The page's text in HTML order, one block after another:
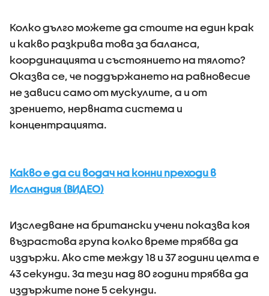
Колко дълго можете да стоите на един крак
и какво разкрива това за баланса,
координацията и състоянието на тялото?
Оказва се, че поддържането на равновесие
не зависи само от мускулите, а и от
зрението, нервната система и
концентрацията.
Какво е да си водач на конни преходи в
Исландия (ВИДЕО)
Изследване на британски учени показва коя
възрастова група колко време трябва да
издържи. Ако сте между 18 и 37 години целта е
43 секунди. За тези над 80 години трябва да
издържите поне 5 секунди.